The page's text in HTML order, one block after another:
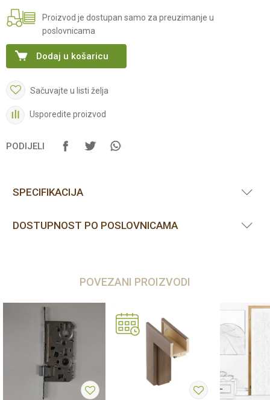
Proizvod je dostupan samo za preuzimanje u
poslovnicama
Dodaj u košaricu
Sačuvajte u listi želja
Usporedite proizvod
PODIJELI
SPECIFIKACIJA
DOSTUPNOST PO POSLOVNICAMA
POVEZANI PROIZVODI